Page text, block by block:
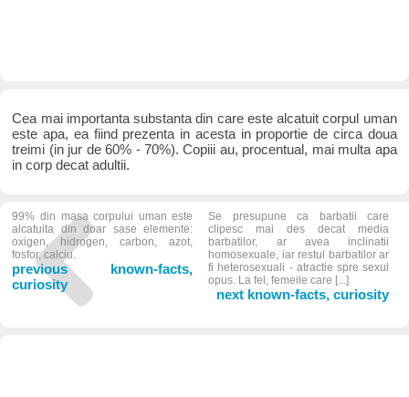
Cea mai importanta substanta din care este alcatuit corpul uman
este apa, ea fiind prezenta in acesta in proportie de circa doua
treimi (in jur de 60% - 70%). Copiii au, procentual, mai multa apa
in corp decat adultii.
99% din masa corpului uman este
alcatuita din doar sase elemente:
oxigen, hidrogen, carbon, azot,
fosfor, calciu.
previous known-facts,
curiosity
Se presupune ca barbatii care
clipesc mai des decat media
barbatilor, ar avea inclinatii
homosexuale, iar restul barbatilor ar
fi heterosexuali - atractie spre sexul
opus. La fel, femeile care [...]
next known-facts, curiosity